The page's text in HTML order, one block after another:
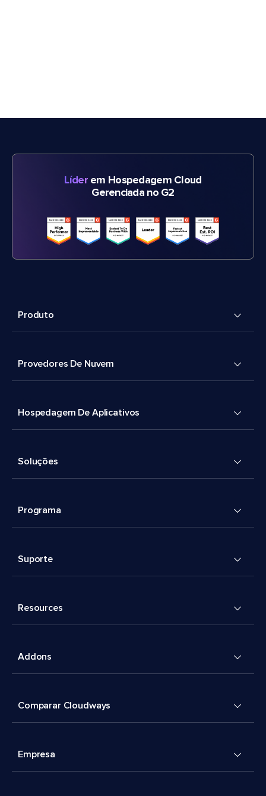
Líderem Hospedagem Cloud
Gerenciada no G2
Produto
Provedores De Nuvem
Hospedagem De Aplicativos
Soluções
Programa
Suporte
Resources
Addons
Comparar Cloudways
Empresa